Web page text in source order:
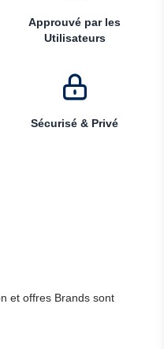
Approuvé par les
Utilisateurs
Sécurisé & Privé
et offres Brands sont